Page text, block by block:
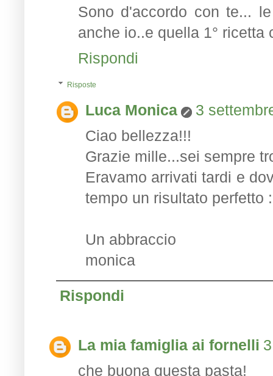
Sono d'accordo con te...
anche io..e quella 1°
Rispondi
Risposte
Luca Monica
3
Ciao bellezza!!!
Grazie mille...sei sempre
Eravamo arrivati tardi e
tempo un risultato perfetto
Un abbraccio
monica
Rispondi
La mia famiglia ai fornelli
che buona questa pasta!